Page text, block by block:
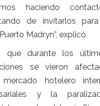
haciendo
de invitarlos
Madryn”, explicó.
que durante los
se vieron
hotelero
y la